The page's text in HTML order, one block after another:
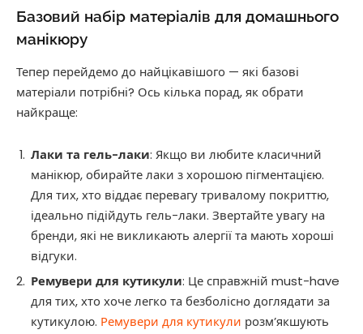
Базовий набір матеріалів для домашнього
манікюру
Тепер перейдемо до найцікавішого — які базові
матеріали потрібні? Ось кілька порад, як обрати
найкраще:
Лаки та гель-лаки: Якщо ви любите класичний
манікюр, обирайте лаки з хорошою пігментацією.
Для тих, хто віддає перевагу тривалому покриттю,
ідеально підійдуть гель-лаки. Звертайте увагу на
бренди, які не викликають алергії та мають хороші
відгуки.
Ремувери для кутикули: Це справжній must-have
для тих, хто хоче легко та безболісно доглядати за
кутикулою. Ремувери для кутикули розм’якшують